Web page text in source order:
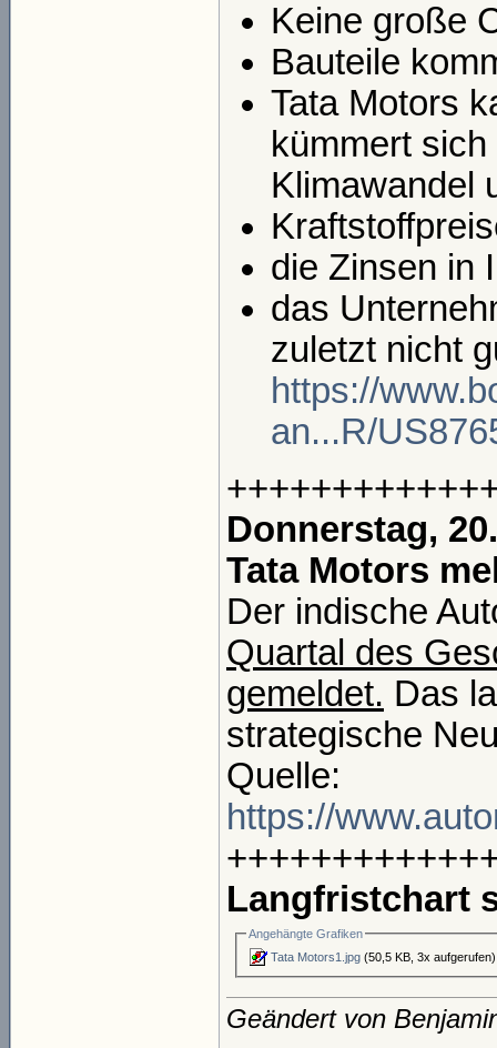
Keine große
Bauteile
Tata Motors
kümmert
Klimawandel
die Zinsen in
das
zuletzt nicht
https://
an...R/
Donnerstag,
Tata Motors
Der indische
Quartal des
gemeldet. Das
strategische
Quelle:
https://
Langfristchart
Angehängte Grafiken
Tata Motors1.jpg (50,5 KB, 3x aufgerufen)
Geändert von